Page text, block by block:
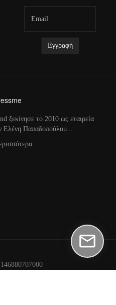
ξεκίνησε το 2010 ως εταιρεία
Ελένη Παπαδοπούλου...